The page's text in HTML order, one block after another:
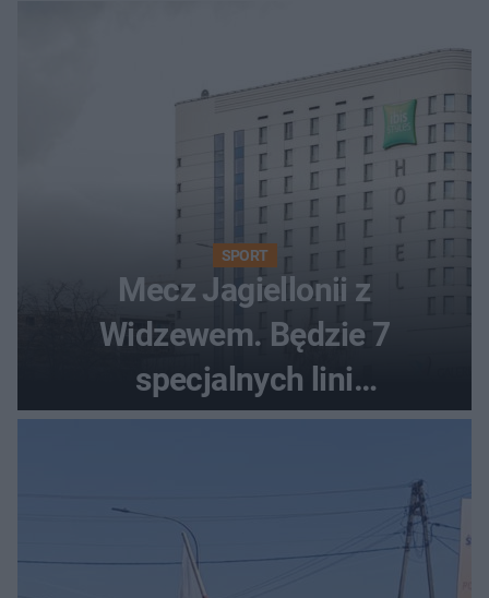
SPORT
Mecz Jagiellonii z
Widzewem. Będzie 7
specjalnych lini
autobusowych